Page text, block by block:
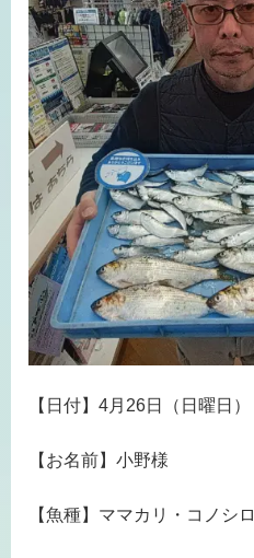
【日付】4月26日（日曜日）
【お名前】小野様
【魚種】ママカリ・コノシロ